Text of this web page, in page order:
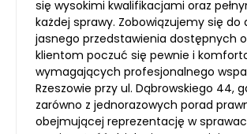
się wysokimi kwalifikacjami oraz
każdej sprawy. Zobowiązujemy się do
jasnego przedstawienia dostępnych
klientom poczuć się pewnie i
wymagających profesjonalnego
Rzeszowie przy ul. Dąbrowskiego 44,
zarówno z jednorazowych porad
obejmującej reprezentację w